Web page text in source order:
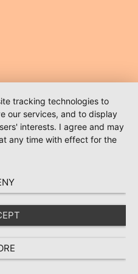
tracking technologies to
our services, and to display
interests. I agree and may
any time with effect for the